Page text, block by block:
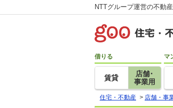
NTTグループ運営の不動
借りる
賃貸
店舗･
事業用
マ
住宅・不動産 > 店舗・事